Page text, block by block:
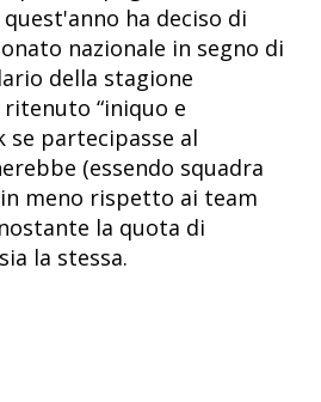
ha deciso di
nazionale in segno di
della stagione
“iniquo e
se partecipasse al
(essendo squadra
meno rispetto ai team
la quota di
la stessa.